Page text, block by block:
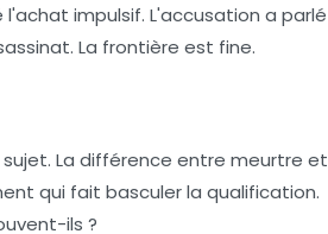
impulsif. L'accusation a parlé
La frontière est fine.
La différence entre meurtre et
qui fait basculer la qualification.
ils ?